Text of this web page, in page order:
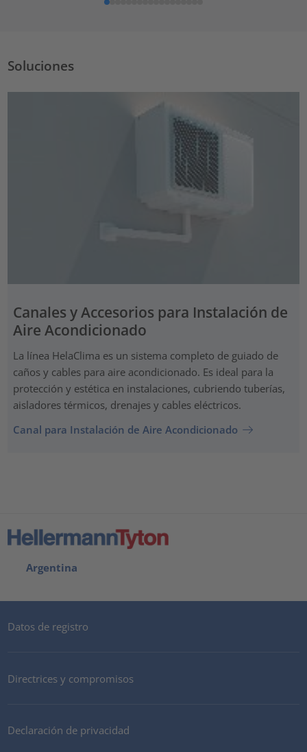
Soluciones
Canales y Accesorios para Instalación de
Aire Acondicionado
La línea HelaClima es un sistema completo de guiado de
caños y cables para aire acondicionado. Es ideal para la
protección y estética en instalaciones, cubriendo tuberías,
aisladores térmicos, drenajes y cables eléctricos.
Canal para Instalación de Aire Acondicionado
Argentina
Datos de registro
Directrices y compromisos
Declaración de privacidad